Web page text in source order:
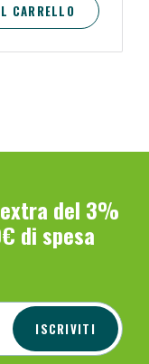
CARRELLO
del 3%
di spesa
ISCRIVITI